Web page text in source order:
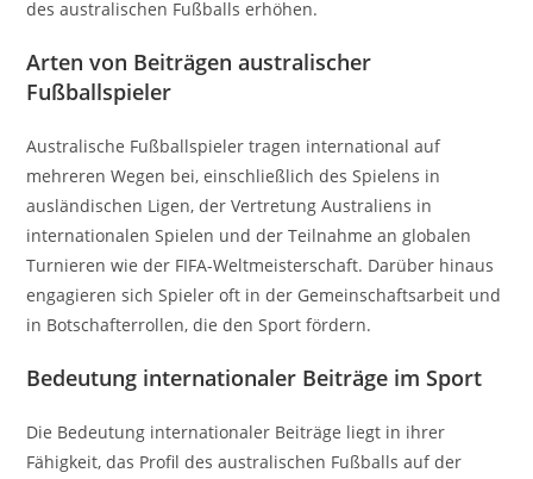
des australischen Fußballs erhöhen.
Arten von Beiträgen australischer
Fußballspieler
Australische Fußballspieler tragen international auf
mehreren Wegen bei, einschließlich des Spielens in
ausländischen Ligen, der Vertretung Australiens in
internationalen Spielen und der Teilnahme an globalen
Turnieren wie der FIFA-Weltmeisterschaft. Darüber hinaus
engagieren sich Spieler oft in der Gemeinschaftsarbeit und
in Botschafterrollen, die den Sport fördern.
Bedeutung internationaler Beiträge im Sport
Die Bedeutung internationaler Beiträge liegt in ihrer
Fähigkeit, das Profil des australischen Fußballs auf der